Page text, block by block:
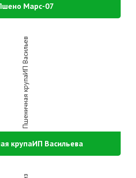
Марс-07
крупаИП Васильева